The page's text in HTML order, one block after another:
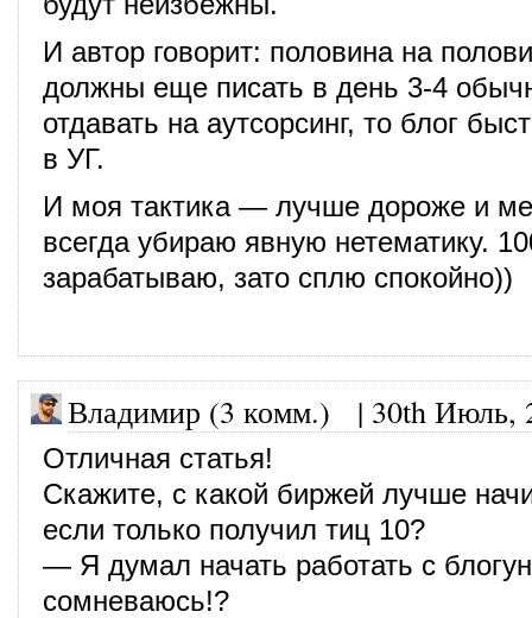
И автор говорит: половина на
должны еще писать в день 3-4
отдавать на аутсорсинг, то блог
в УГ.
И моя тактика — лучше дороже и
всегда убираю явную нетематику.
зарабатываю, зато сплю спокойно))
Владимир (3 комм.) | 30th Июль,
Отличная статья!
Скажите, с какой биржей лучше
если только получил тиц 10?
— Я думал начать работать с
сомневаюсь!?